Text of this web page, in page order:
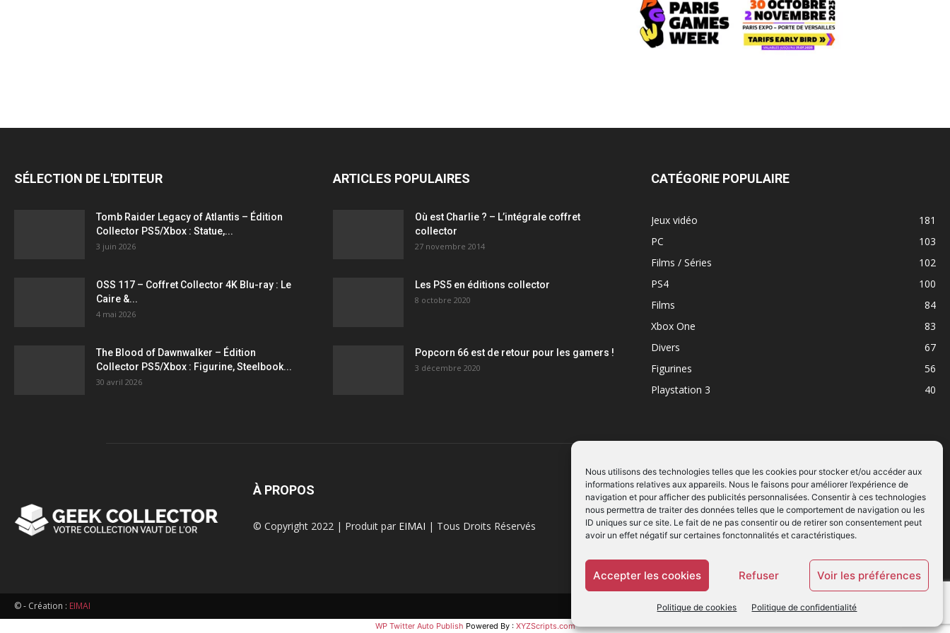
Nous utilisons des technologies telles que les cookies pour stocker et/ou accéder aux
informations relatives aux appareils. Nous le faisons pour améliorer l’expérience de
navigation et pour afficher des publicités personnalisées. Consentir à ces technologies
nous permettra de traiter des données telles que le comportement de navigation ou les
ID uniques sur ce site. Le fait de ne pas consentir ou de retirer son consentement peut
avoir un effet négatif sur certaines fonctonnalités et caractéristiques.
Accepter les cookies Refuser Voir les préférences
Politique de cookies Politique de confidentialité
statuettes
SÉLECTION DE L'EDITEUR
Tomb Raider Legacy of Atlantis – Édition
Collector PS5/Xbox : Statue,...
3 juin 2026
OSS 117 – Coffret Collector 4K Blu-ray : Le
Caire &...
4 mai 2026
The Blood of Dawnwalker – Édition
Collector PS5/Xbox : Figurine, Steelbook...
30 avril 2026
ARTICLES POPULAIRES
Où est Charlie ? – L’intégrale coffret
collector
27 novembre 2014
Les PS5 en éditions collector
8 octobre 2020
Popcorn 66 est de retour pour les gamers !
3 décembre 2020
CATÉGORIE POPULAIRE
Jeux vidéo
181
PC
103
Films / Séries
102
PS4
100
Films
84
Xbox One
83
Divers
67
Figurines
56
Playstation 3
40
À PROPOS
© Copyright 2022 | Produit par EIMAI | Tous Droits Réservés
SUIVEZ NOUS
© - Création : EIMAI
WP Twitter Auto Publish Powered By : XYZScripts.com